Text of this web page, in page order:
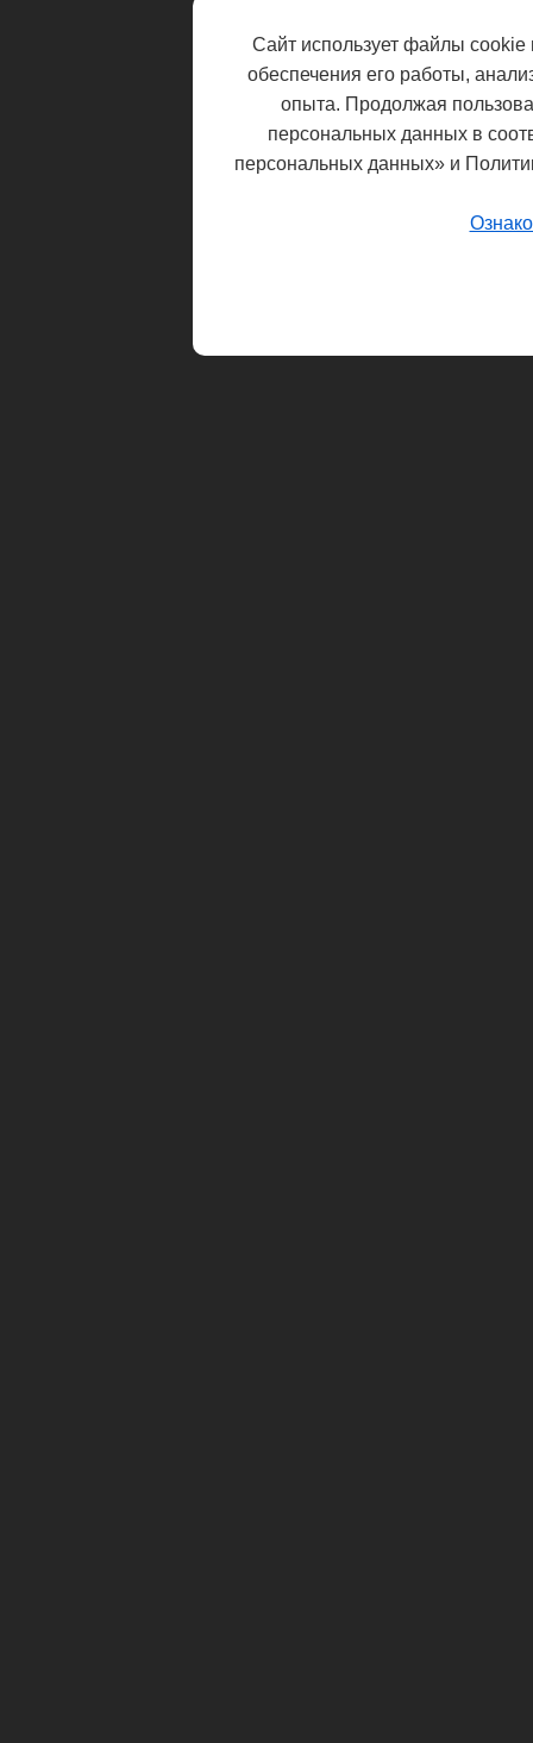
Сайт использует файлы cookie
обеспечения его работы,
опыта. Продолжая
персональных данных в
персональных данных» и